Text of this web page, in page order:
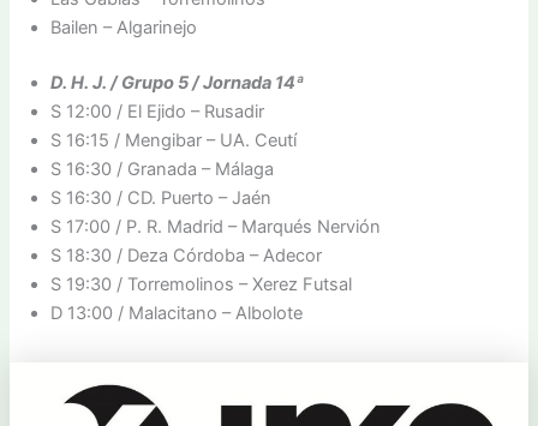
Bailen – Algarinejo
D. H. J. / Grupo 5 / Jornada 14ª
S 12:00 / El Ejido – Rusadir
S 16:15 / Mengibar – UA. Ceutí
S 16:30 / Granada – Málaga
S 16:30 / CD. Puerto – Jaén
S 17:00 / P. R. Madrid – Marqués Nervión
S 18:30 / Deza Córdoba – Adecor
S 19:30 / Torremolinos – Xerez Futsal
D 13:00 / Malacitano – Albolote